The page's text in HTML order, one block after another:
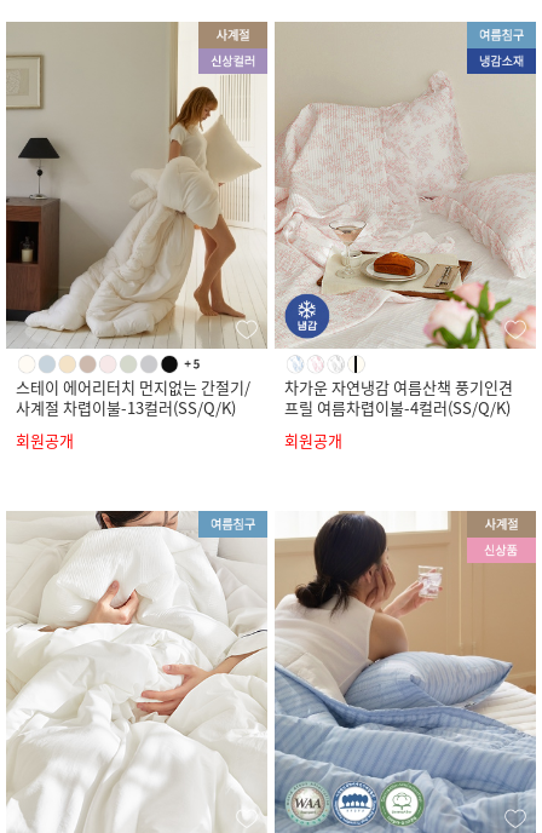
스테이 에어리터치 먼지없는 간절기/
사계절 차렵이불-13컬러(SS/Q/K)
회원공개
차가운 자연냉감 여름산책 풍기인견
프릴 여름차렵이불-4컬러(SS/Q/K)
회원공개